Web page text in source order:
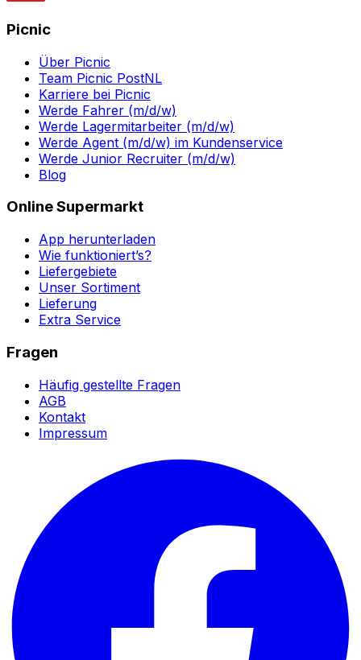
Picnic
Über Picnic
Team Picnic PostNL
Karriere bei Picnic
Werde Fahrer (m/d/w)
Werde Lagermitarbeiter (m/d/w)
Werde Agent (m/d/w) im Kundenservice
Werde Junior Recruiter (m/d/w)
Blog
Online Supermarkt
App herunterladen
Wie funktioniert’s?
Liefergebiete
Unser Sortiment
Lieferung
Extra Service
Fragen
Häufig gestellte Fragen
AGB
Kontakt
Impressum